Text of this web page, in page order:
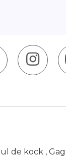
de kock ,